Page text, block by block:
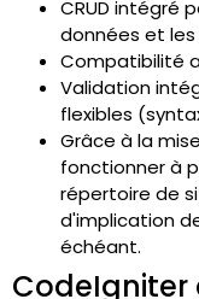
CRUD intégré
données et
Compatibilité
Validation
flexibles
Grâce à la
fonctionner à
répertoire de
d'implication
échéant.
CodeIgniter